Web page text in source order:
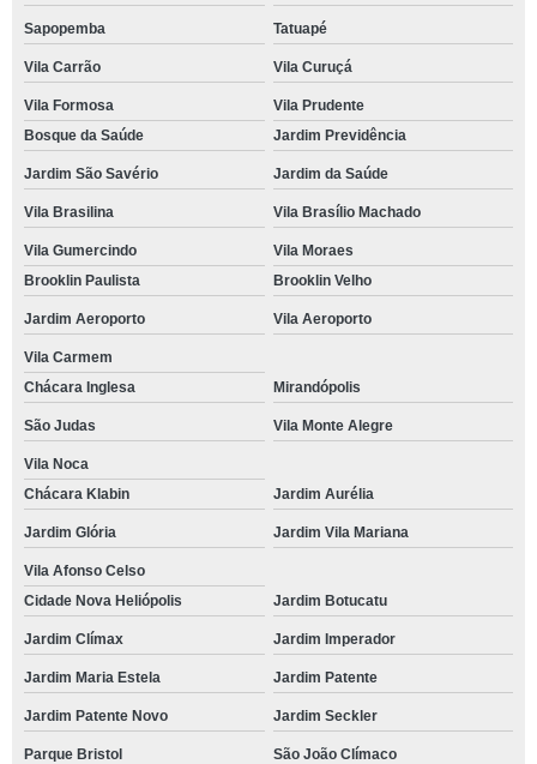
Sapopemba Tatuapé
Vila Carrão Vila Curuçá
Vila Formosa
Vila Prudente
Bosque da Saúde
Jardim Previdência
Jardim São Savério Jardim da Saúde
Vila Brasilina Vila Brasílio Machado
Vila Gumercindo
Vila Moraes
Brooklin Paulista
Brooklin Velho
Jardim Aeroporto Vila Aeroporto
Vila Carmem
Chácara Inglesa
Mirandópolis
São Judas Vila Monte Alegre
Vila Noca
Chácara Klabin
Jardim Aurélia
Jardim Glória Jardim Vila Mariana
Vila Afonso Celso
Cidade Nova Heliópolis
Jardim Botucatu
Jardim Clímax Jardim Imperador
Jardim Maria Estela Jardim Patente
Jardim Patente Novo Jardim Seckler
Parque Bristol São João Clímaco